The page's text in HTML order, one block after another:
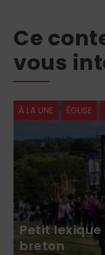
Ce
vous
À LA UNE ÉGLISE
Petit
breton